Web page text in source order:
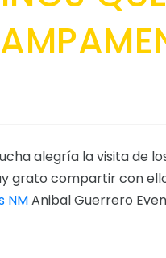
alegría la visita de
grato compartir con
NMAnibal Guerrero